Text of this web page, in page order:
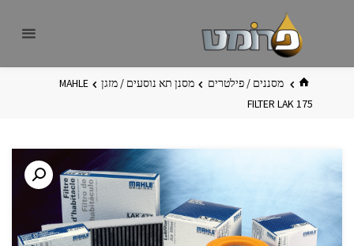
בית מסננים / פילטרים מסנן תא נוסעים / מזגן
MAHLE
FILTER LAK 175